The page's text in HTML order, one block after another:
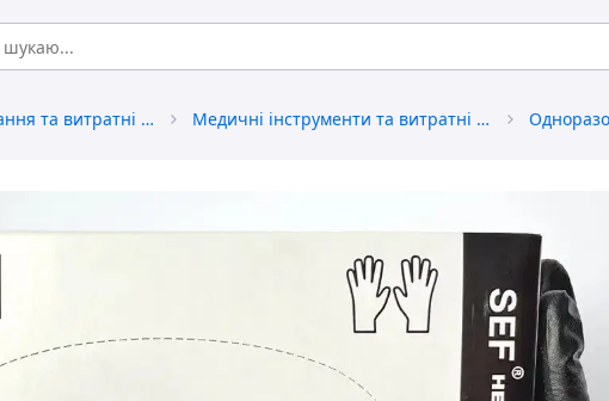
Медичне обладнання та витратні матеріали Медичні інструменти та витратні матеріали